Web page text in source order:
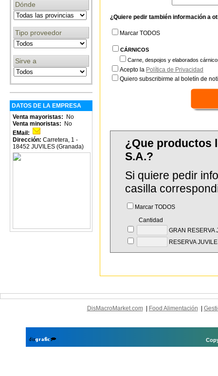
Dónde
Tipo proveedor
Sirve a
DATOS DE LA EMPRESA
Venta mayoristas:
No
Venta minoristas:
No
EMail:
Dirección: Carretera, 1 -
18452 JUVILES (Granada)
¿Quiere pedir también información a
Marcar TODOS
CÁRNICOS
Carne, despojos y elaborados
Acepto la Política de Privacidad
Quiero subscribirme al boletín de
¿Que productos
S.A.?
Si quiere pedir
casilla
Marcar TODOS
Cantidad
GRAN RESERVA
RESERVA
DisMacroMarket.com| Food Alimentación